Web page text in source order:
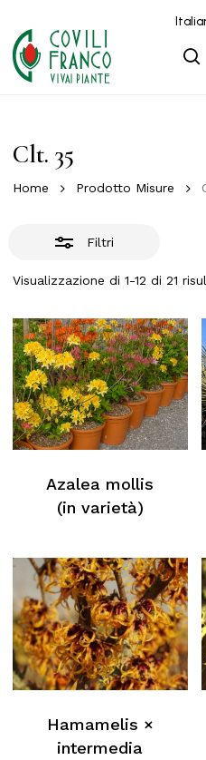
main
content
Carrello
Clt. 35
Home Prodotto Misure
Filtri
Visualizzazione di 1-12 di 21
Azalea mollis
(in varietà)
Hamamelis ×
intermedia